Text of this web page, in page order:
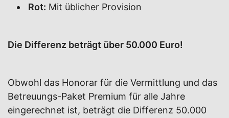
Rot: Mit üblicher Provision
Die Differenz beträgt über 50.000 Euro!
Obwohl das Honorar für die Vermittlung und das
Betreuungs-Paket Premium für alle Jahre
eingerechnet ist, beträgt die Differenz 50.000